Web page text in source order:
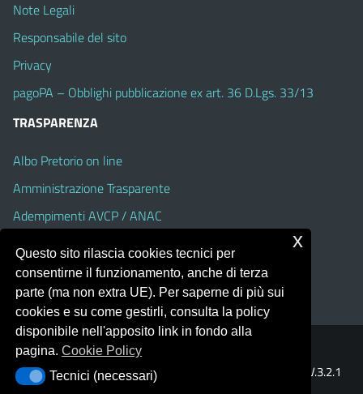
Note Legali
Responsabile del sito
Privacy
pagoPA – Obblighi pubblicazione ex art. 36 D.Lgs. 33/13
TRASPARENZA
Albo Pretorio on line
Amministrazione Trasparente
Adempimenti AVCP / ANAC
Dichiarazione di accessibilità
Portale realizzato con la piattaforma
Template Italia configurato sul tema accessibile
V.3.2.1
(Alioth)
Questo sito rilascia cookies tecnici per
consentirne il funzionamento, anche di terza
parte (ma non extra UE). Per saperne di più sui
cookies e su come gestirli, consulta la policy
disponibile nell'apposito link in fondo alla
pagina.Cookie Policy
Tecnici (necessari)
Tecnici (necessari)
x